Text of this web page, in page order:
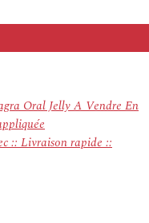
Oral Jelly A Vendre En
:: Livraison rapide ::